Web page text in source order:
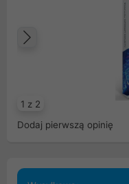
1 z 2
Poprzedni
Dodaj pierwszą opinię